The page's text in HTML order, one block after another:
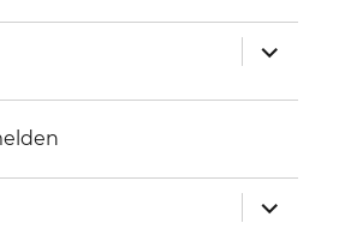
anzeigen
anzeigen